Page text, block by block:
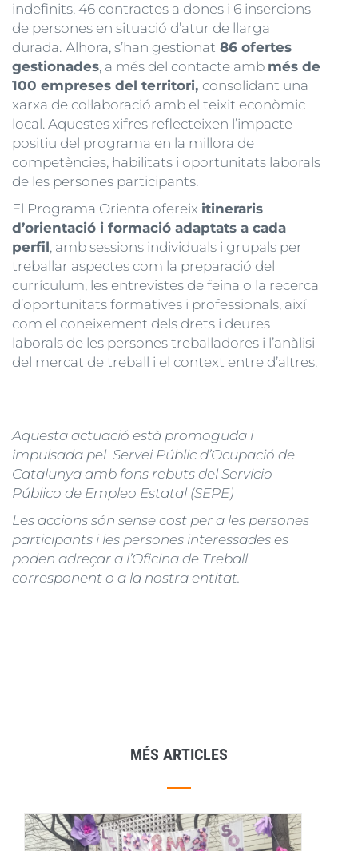
indefinits, 46 contractes a dones i 6 insercions
de persones en situació d’atur de llarga
durada. Alhora, s’han gestionat 86 ofertes
gestionades, a més del contacte amb més de
100 empreses del territori, consolidant una
xarxa de col·laboració amb el teixit econòmic
local. Aquestes xifres reflecteixen l’impacte
positiu del programa en la millora de
competències, habilitats i oportunitats laborals
de les persones participants.
El Programa Orienta ofereix itineraris
d’orientació i formació adaptats a cada
perfil, amb sessions individuals i grupals per
treballar aspectes com la preparació del
currículum, les entrevistes de feina o la recerca
d’oportunitats formatives i professionals, així
com el coneixement dels drets i deures
laborals de les persones treballadores i l’anàlisi
del mercat de treball i el context entre d’altres.
Aquesta actuació està promoguda i
impulsada pel Servei Públic d’Ocupació de
Catalunya amb fons rebuts del Servicio
Público de Empleo Estatal (SEPE)
Les accions són sense cost per a les persones
participants i les persones interessades es
poden adreçar a l’Oficina de Treball
corresponent o a la nostra entitat.
MÉS ARTICLES